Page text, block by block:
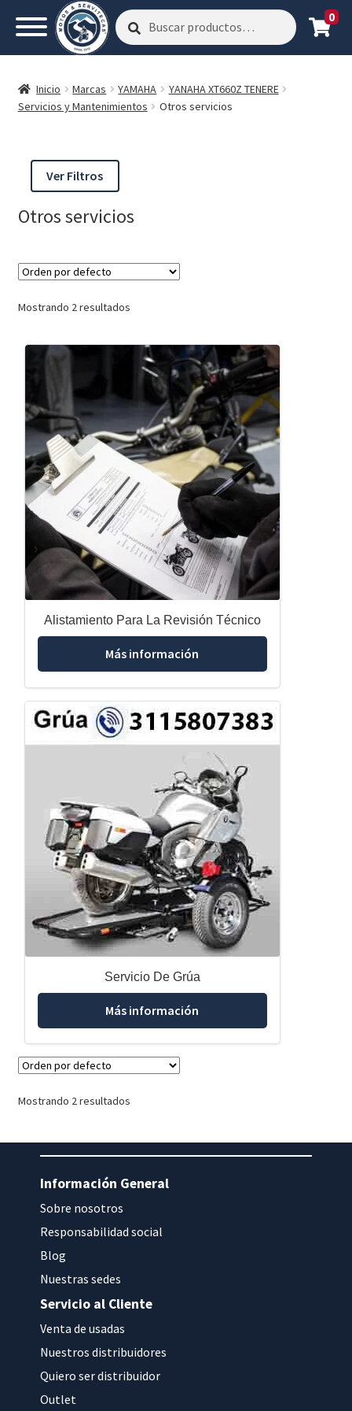
Buscar
por:
Buscar 0
Inicio Marcas YAMAHA
YANAHA XT660Z TENERE
Servicios y Mantenimientos
Otros servicios
Ver Filtros
Otros servicios
Mostrando 2 resultados
Alistamiento Para La Revisión Técnico
Más información
Servicio De Grúa
Más información
Mostrando 2 resultados
Información General
Sobre nosotros
Responsabilidad social
Blog
Nuestras sedes
Servicio al Cliente
Venta de usadas
Nuestros distribuidores
Quiero ser distribuidor
Outlet